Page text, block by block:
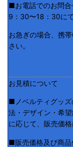
■お電話でのお問
9：30〜18：30に
お急ぎの場合、携
さい。
お見積について
■ノベルティグッズ
法・デザイン・希
に応じて、販売価格
■販売価格及び商品